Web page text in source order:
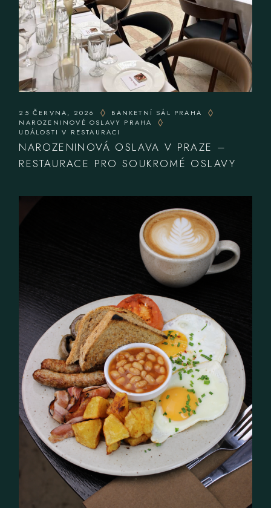
25 ČERVNA, 2026
BANKETNÍ SÁL PRAHA
NAROZENINOVÉ OSLAVY PRAHA
UDÁLOSTI V RESTAURACI
NAROZENINOVÁ OSLAVA V PRAZE –
RESTAURACE PRO SOUKROMÉ OSLAVY